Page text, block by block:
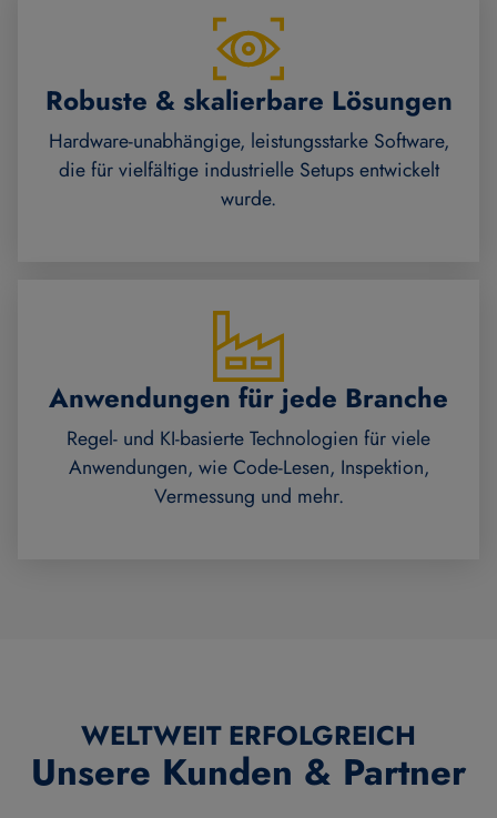
Robuste & skalierbare Lösungen
Hardware-unabhängige, leistungsstarke Software,
die für vielfältige industrielle Setups entwickelt
wurde.
Anwendungen für jede Branche
Regel- und KI-basierte Technologien für viele
Anwendungen, wie Code-Lesen, Inspektion,
Vermessung und mehr.
WELTWEIT ERFOLGREICH
Unsere Kunden & Partner